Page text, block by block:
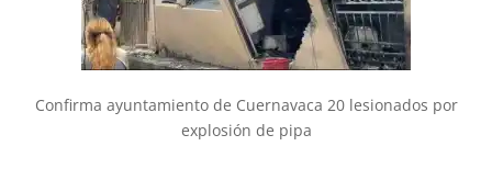
Confirma ayuntamiento de Cuernavaca 20 lesionados por
explosión de pipa